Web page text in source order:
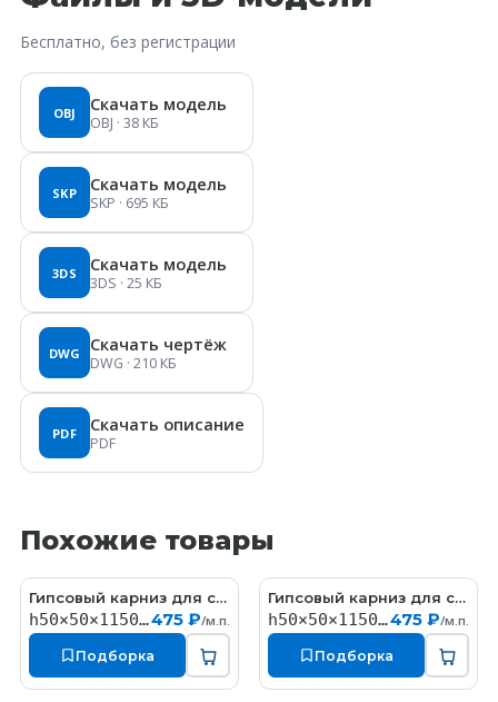
Бесплатно, без регистрации
OBJ Скачать модель
OBJ · 38 КБ
SKP Скачать модель
SKP · 695 КБ
3DS Скачать модель
3DS · 25 КБ
DWG Скачать чертёж
DWG · 210 КБ
PDF Скачать описание
PDF
Похожие товары
KT302-SГипсовый карниз для скрытой подсветки (h50x50мм)
h50×50×1150мм475 ₽/м.п.
Подборка
KT304-SГипсовый карниз для скрытой подсветки (h50x50мм)
h50×50×1150мм475 ₽/м.п.
Подборка